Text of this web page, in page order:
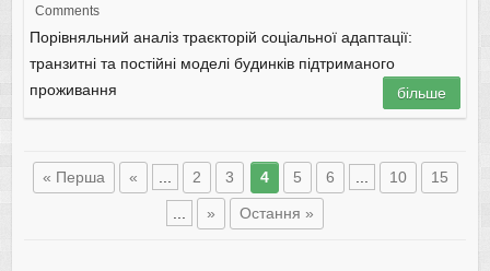
Comments
Порівняльний аналіз траєкторій соціальної адаптації:
транзитні та постійні моделі будинків підтриманого
проживання
більше
« Перша « 2 3 4 5 6 10 15
» Остання »